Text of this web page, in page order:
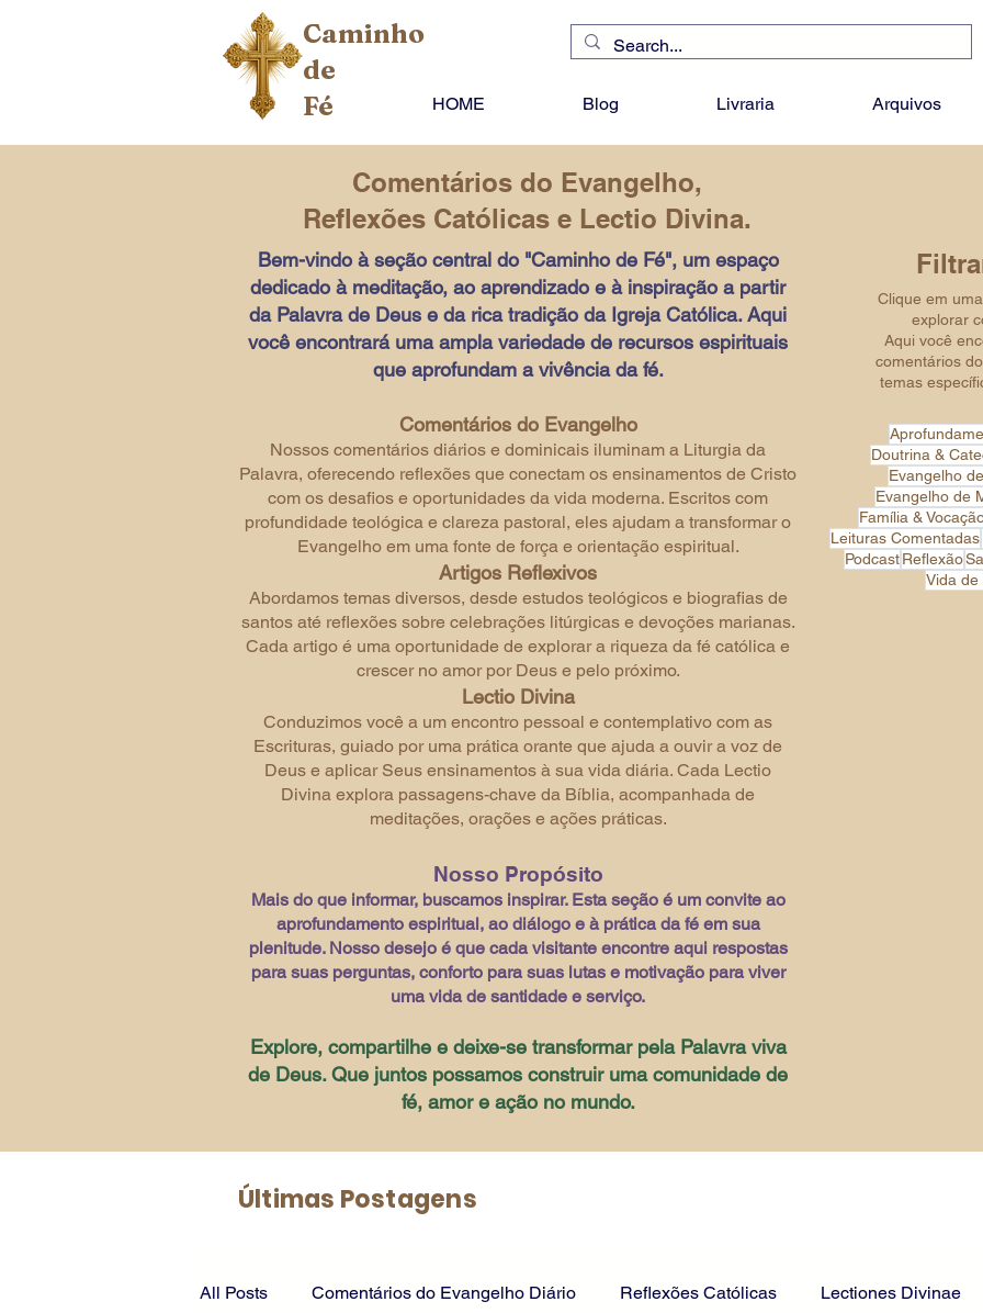
Caminho
de
Fé
HOME Blog Livraria Arquivos
Comentários do Evangelho,
Reflexões Católicas e Lectio Divina.
Bem-vindo à seção central do "Caminho de Fé", um espaço
dedicado à meditação, ao aprendizado e à inspiração a partir
da Palavra de Deus e da rica tradição da Igreja Católica. Aqui
você encontrará uma ampla variedade de recursos espirituais
que aprofundam a vivência da fé.
Comentários do Evangelho
Nossos comentários diários e dominicais iluminam a Liturgia da
Palavra, oferecendo reflexões que conectam os ensinamentos de Cristo
com os desafios e oportunidades da vida moderna. Escritos com
profundidade teológica e clareza pastoral, eles ajudam a transformar o
Evangelho em uma fonte de força e orientação espiritual.
Artigos Reflexivos
Abordamos temas diversos, desde estudos teológicos e biografias de
santos até reflexões sobre celebrações litúrgicas e devoções marianas.
Cada artigo é uma oportunidade de explorar a riqueza da fé católica e
crescer no amor por Deus e pelo próximo.
Lectio Divina
Conduzimos você a um encontro pessoal e contemplativo com as
Escrituras, guiado por uma prática orante que ajuda a ouvir a voz de
Deus e aplicar Seus ensinamentos à sua vida diária. Cada Lectio
Divina explora passagens-chave da Bíblia, acompanhada de
meditações, orações e ações práticas.
Nosso Propósito
Mais do que informar, buscamos inspirar. Esta seção é um convite ao
aprofundamento espiritual, ao diálogo e à prática da fé em sua
plenitude. Nosso desejo é que cada visitante encontre aqui respostas
para suas perguntas, conforto para suas lutas e motivação para viver
uma vida de santidade e serviço.
Explore, compartilhe e deixe-se transformar pela Palavra viva
de Deus. Que juntos possamos construir uma comunidade de
fé, amor e ação no mundo.
Clique em
explorar
Aqui você
comentários
temas
Doutrina &
Evangelho
Evangelho de
Família &
Leituras Comentadas
Podcast Reflexão
Vida de
Últimas Postagens
All Posts Comentários do Evangelho Diário Reflexões Católicas Lectiones Divinae